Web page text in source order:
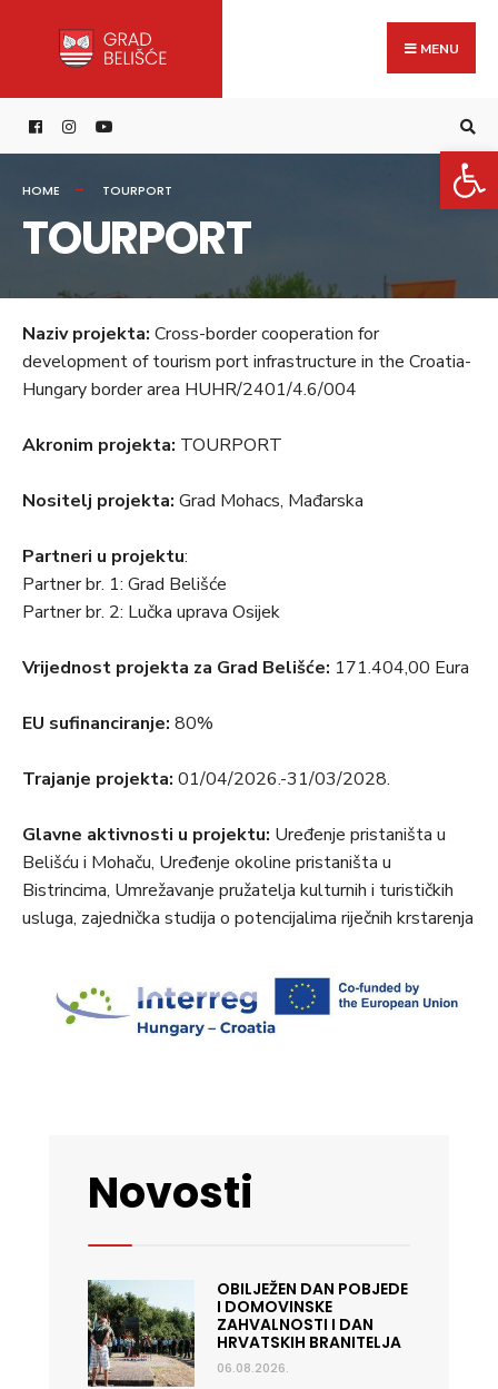
content
MENU
HOME TOURPORT
TOURPORT
Naziv projekta: Cross-border cooperation for
development of tourism port infrastructure in the Croatia-
Hungary border area HUHR/2401/4.6/004
Akronim projekta: TOURPORT
Nositelj projekta: Grad Mohacs, Mađarska
Partneri u projektu:
Partner br. 1: Grad Belišće
Partner br. 2: Lučka uprava Osijek
Vrijednost projekta za Grad Belišće: 171.404,00 Eura
EU sufinanciranje: 80%
Trajanje projekta: 01/04/2026.-31/03/2028.
Glavne aktivnosti u projektu: Uređenje pristaništa u
Belišću i Mohaču, Uređenje okoline pristaništa u
Bistrincima, Umrežavanje pružatelja kulturnih i turističkih
usluga, zajednička studija o potencijalima riječnih krstarenja
Novosti
OBILJEŽEN DAN POBJEDE
I DOMOVINSKE
ZAHVALNOSTI I DAN
HRVATSKIH BRANITELJA
06.08.2026.
for: